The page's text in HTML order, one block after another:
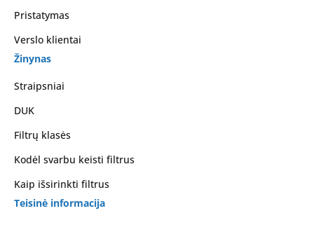
Pristatymas
Verslo klientai
Žinynas
Straipsniai
DUK
Filtrų klasės
Kodėl svarbu keisti filtrus
Kaip išsirinkti filtrus
Teisinė informacija